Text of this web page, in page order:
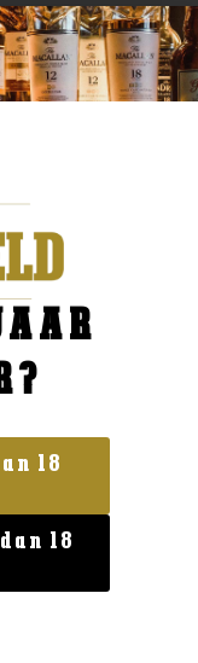
18
18